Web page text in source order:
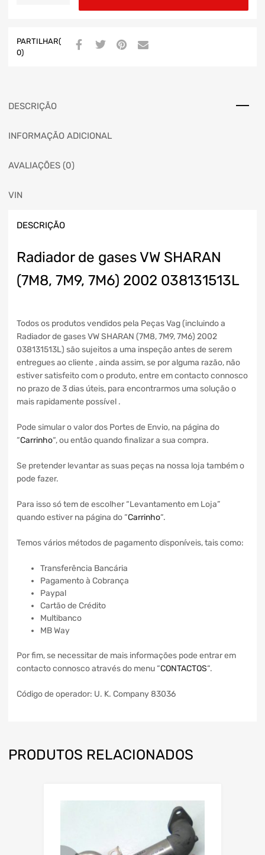
PARTILHAR(
0)
DESCRIÇÃO
INFORMAÇÃO ADICIONAL
AVALIAÇÕES (0)
VIN
DESCRIÇÃO
Radiador de gases VW SHARAN
(7M8, 7M9, 7M6) 2002 038131513L
Todos os produtos vendidos pela Peças Vag (incluindo a
Radiador de gases VW SHARAN (7M8, 7M9, 7M6) 2002
038131513L) são sujeitos a uma inspeção antes de serem
entregues ao cliente , ainda assim, se por alguma razão, não
estiver satisfeito com o produto, entre em contacto connosco
no prazo de 3 dias úteis, para encontrarmos uma solução o
mais rapidamente possível .
Pode simular o valor dos Portes de Envio, na página do
“Carrinho“, ou então quando finalizar a sua compra.
Se pretender levantar as suas peças na nossa loja também o
pode fazer.
Para isso só tem de escolher “Levantamento em Loja”
quando estiver na página do “Carrinho“.
Temos vários métodos de pagamento disponíveis, tais como:
Transferência Bancária
Pagamento à Cobrança
Paypal
Cartão de Crédito
Multibanco
MB Way
Por fim, se necessitar de mais informações pode entrar em
contacto connosco através do menu “CONTACTOS“.
Código de operador: U. K. Company 83036
PRODUTOS RELACIONADOS